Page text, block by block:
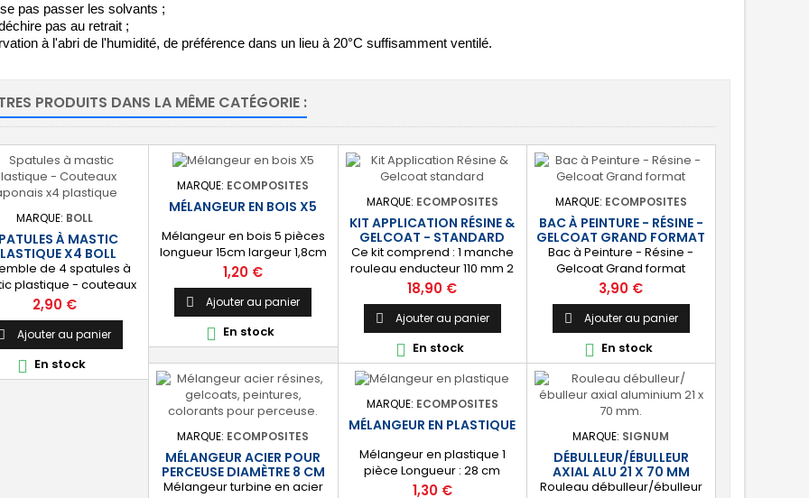
pas passer les solvants ;
pas au retrait ;
à l'abri de l'humidité, de préférence dans un lieu à 20°C suffisamment ventilé.
PRODUITS DANS LA MÊME CATÉGORIE :
MARQUE: BOLL
À MASTIC
X4 BOLL
de 4 spatules à
plastique - couteaux
pour l'application
mastic, enduit, etc. 4
: 47 mm, 72 mm, 95
115 mm. Lame souple
en plastique.
Prix
2,90 €
 Ajouter au panier
 En stock
MARQUE: ECOMPOSITES
MÉLANGEUR EN BOIS X5
Mélangeur en bois 5 pièces
longueur 15cm largeur 1,8cm
Prix
1,20 €
 Ajouter au panier
 En stock
MARQUE: ECOMPOSITES
KIT APPLICATION RÉSINE &
GELCOAT - STANDARD
Ce kit comprend : 1 manche
rouleau enducteur 110 mm 2
manchons à poils longs 110
mm 2 manchons à poils
courts 110 mm 1 pinceau plat
38mm 1 pinceau plat 25mm 1
bac de peinture 1 seringue
de dosage de 10 ml pour le
catalyseur 2 pots doseur 1,1
litre 5 paires de gants latex
Prix
18,90 €
 Ajouter au panier
 En stock
MARQUE: ECOMPOSITES
BAC À PEINTURE - RÉSINE -
GELCOAT GRAND FORMAT
Bac à Peinture - Résine -
Gelcoat Grand format
Longueur 34 cm Largeur 24,5
cm Gradué de 200ml à 1 litre
Prix
3,90 €
 Ajouter au panier
 En stock
MARQUE: ECOMPOSITES
MÉLANGEUR ACIER POUR
PERCEUSE DIAMÈTRE 8 CM
Mélangeur turbine en acier
MARQUE: ECOMPOSITES
MÉLANGEUR EN PLASTIQUE
Mélangeur en plastique 1
pièce Longueur : 28 cm
Largeur : 2,8 cm
Prix
1,30 €
MARQUE: SIGNUM
DÉBULLEUR/ÉBULLEUR
AXIAL ALU 21 X 70 MM
Rouleau débulleur/ébulleur